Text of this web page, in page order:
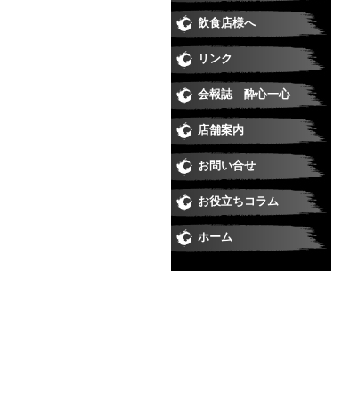
飲食店様へ
リンク
会報誌 酔心一心
店舗案内
お問い合せ
お役立ちコラム
ホーム